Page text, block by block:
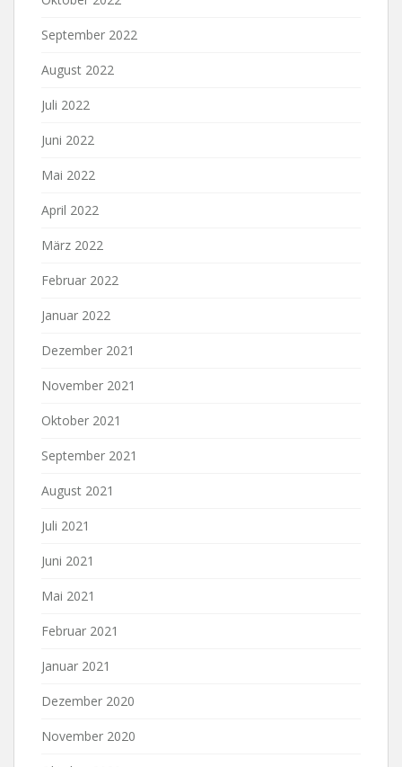
September 2022
August 2022
Juli 2022
Juni 2022
Mai 2022
April 2022
März 2022
Februar 2022
Januar 2022
Dezember 2021
November 2021
Oktober 2021
September 2021
August 2021
Juli 2021
Juni 2021
Mai 2021
Februar 2021
Januar 2021
Dezember 2020
November 2020